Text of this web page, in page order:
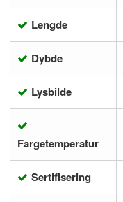
Lengde
Dybde
Lysbilde
Fargetemperatur
Sertifisering